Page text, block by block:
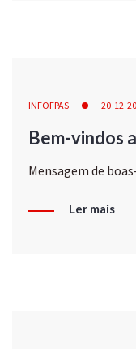
INFOFPAS 20-12-
Bem-vindos
Mensagem de
Ler mais